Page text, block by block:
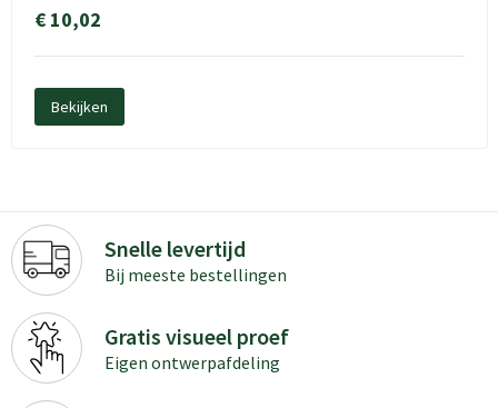
€ 10,02
Bekijken
Snelle levertijd
Bij meeste bestellingen
Gratis visueel proef
Eigen ontwerpafdeling